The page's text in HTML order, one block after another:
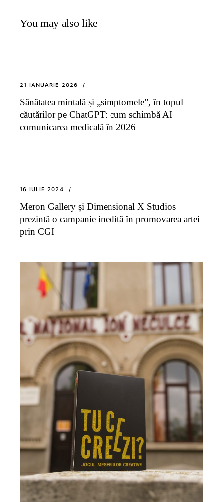
You may also like
21 IANUARIE 2026
Sănătatea mintală și „simptomele”, în topul
căutărilor pe ChatGPT: cum schimbă AI
comunicarea medicală în 2026
16 IULIE 2024
Meron Gallery și Dimensional X Studios
prezintă o campanie inedită în promovarea artei
prin CGI